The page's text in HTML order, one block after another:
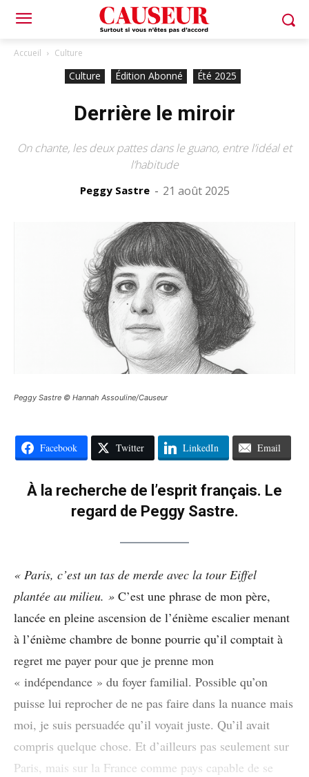
Accueil Culture
Culture Édition Abonné Été 2025
Derrière le miroir
On chante, les deux pattes dans le guano, entre l’idéal et
l’habitude
Peggy Sastre - 21 août 2025
Peggy Sastre © Hannah Assouline/Causeur
Facebook Twitter LinkedIn Email
À la recherche de l’esprit français. Le
regard de Peggy Sastre.
« Paris, c’est un tas de merde avec la tour Eiffel
plantée au milieu. » C’est une phrase de mon père,
lancée en pleine ascension de l’énième escalier menant
à l’énième chambre de bonne pourrie qu’il comptait à
regret me payer pour que je prenne mon
« indépendance » du foyer familial. Possible qu’on
puisse lui reprocher de ne pas faire dans la nuance mais
moi, je suis persuadée qu’il voyait juste. Qu’il avait
compris quelque chose. Et d’ailleurs pas seulement sur
Paris, mais sur la France comme pays capable de se